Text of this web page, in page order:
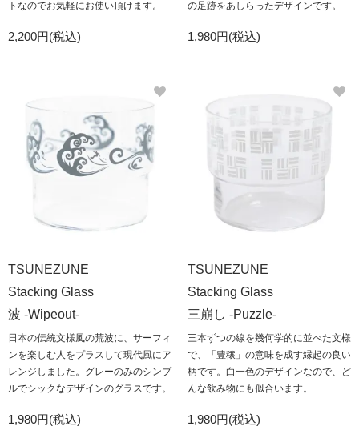
トなのでお気軽にお使い頂けます。
2,200円(税込)
の足跡をあしらったデザインです。
1,980円(税込)
TSUNEZUNE
Stacking Glass
波 -Wipeout-
日本の伝統文様風の荒波に、サーフィ
ンを楽しむ人をプラスして現代風にア
レンジしました。グレーのみのシンプ
ルでシックなデザインのグラスです。
1,980円(税込)
TSUNEZUNE
Stacking Glass
三崩し -Puzzle-
三本ずつの線を幾何学的に並べた文様
で、「豊穣」の意味を成す縁起の良い
柄です。白一色のデザインなので、ど
んな飲み物にも似合います。
1,980円(税込)